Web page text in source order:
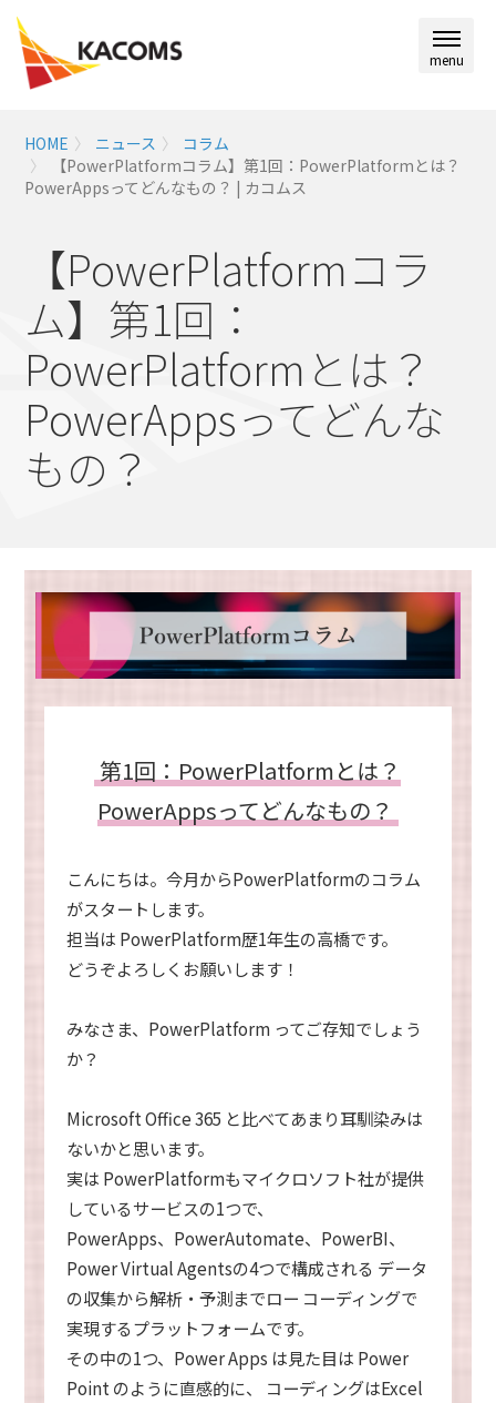
menu
HOME ニュース
コラム
【PowerPlatformコラム】第1回：PowerPlatformとは？
PowerAppsってどんなもの？ | カコムス
【PowerPlatformコラ
ム】 第1回：
PowerPlatformとは？
PowerAppsってどんな
もの？
第1回：PowerPlatformとは？
PowerAppsってどんなもの？
こんにちは。今月からPowerPlatformのコラム
がスタートします。
担当は PowerPlatform歴1年生の高橋です。
どうぞよろしくお願いします！
みなさま、PowerPlatform ってご存知でしょう
か？
Microsoft Office 365 と比べてあまり耳馴染みは
ないかと思います。
実は PowerPlatformもマイクロソフト社が提供
しているサービスの1つで、
PowerApps、PowerAutomate、PowerBI、
Power Virtual Agentsの4つで構成される データ
の収集から解析・予測までロー コーディングで
実現するプラットフォームです。
その中の1つ、Power Apps は見た目は Power
Point のように直感的に、
コーディングはExcel